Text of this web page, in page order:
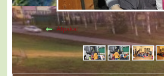
Atpakaļ